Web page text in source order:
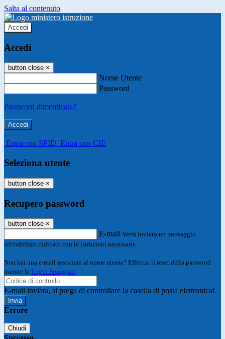
Salta al contenuto
Accedi
Accedi
button close ×
Nome Utente
Password
Password dimenticata?
-
Entra con SPID Entra con CIE
Seleziona utente
button close ×
Recupero password
button close ×
E-mail Verrà inviato un messaggio
all'indirizzo indicato con le istruzioni necessarie.
Non hai una e-mail associata al nome utente? Effettua il reset della password
tramite la Login Spaggiari
E-mail inviata, si prega di controllare la casella di posta elettronica!
Errore
Chiudi